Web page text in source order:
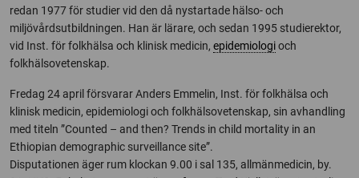
redan 1977 för studier vid den då nystartade hälso- och
miljövårdsutbildningen. Han är lärare, och sedan 1995 studierektor,
vid Inst. för folkhälsa och klinisk medicin, epidemiologioch
folkhälsovetenskap.
Fredag 24 april försvarar Anders Emmelin, Inst. för folkhälsa och
klinisk medicin, epidemiologi och folkhälsovetenskap, sin avhandling
med titeln ”Counted – and then? Trends in child mortality in an
Ethiopian demographic surveillance site”.
Disputationen äger rum klockan 9.00 i sal 135, allmänmedicin, by.